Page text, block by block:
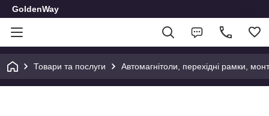
GoldenWay
Товари та послуги Автомагнітоли, перехідні рамки,